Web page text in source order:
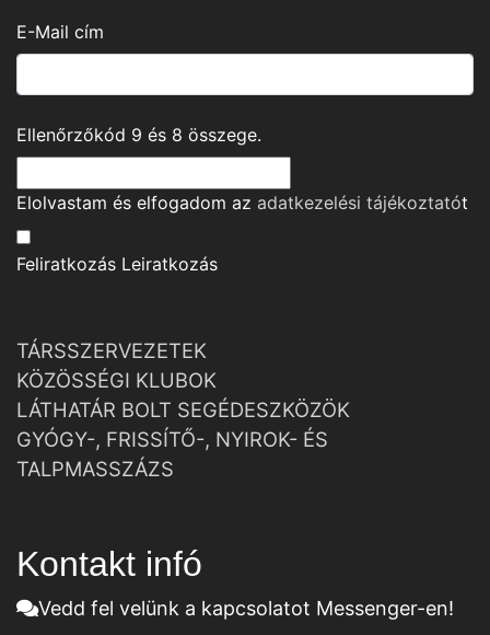
E-Mail cím
Ellenőrzőkód 9 és 8 összege.
Elolvastam és elfogadom az adatkezelési tájékoztatót
Feliratkozás Leiratkozás
TÁRSSZERVEZETEK
KÖZÖSSÉGI KLUBOK
LÁTHATÁR BOLT SEGÉDESZKÖZÖK
GYÓGY-, FRISSÍTŐ-, NYIROK- ÉS
TALPMASSZÁZS
Kontakt infó
Vedd fel velünk a kapcsolatot Messenger-en!